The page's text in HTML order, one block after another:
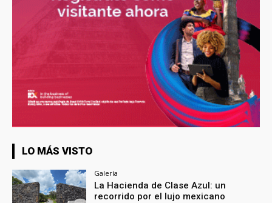
LO MÁS VISTO
Galería
La Hacienda de Clase Azul: un
recorrido por el lujo mexicano